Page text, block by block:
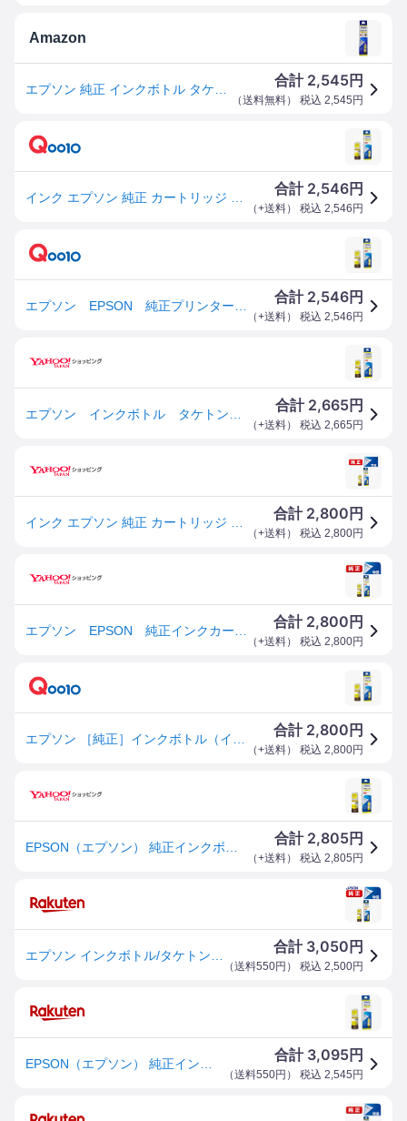
Amazon
合計 2,545円
（送料無料） 税込 2,545 円
合計 2,546円
（+送料） 税込 2,546 円
合計 2,546円
（+送料） 税込 2,546 円
合計 2,665円
（+送料） 税込 2,665 円
合計 2,800 円
（+送料） 税込 2,800円
合計 2,800 円
（+送料） 税込 2,800円
合計 2,800 円
（+送料） 税込 2,800円
合計 2,805円
（+送料） 税込 2,805 円
合計 3,050 円
（送料550円 ） 税込 2,500円
合計 3,095円
（送料550円 ） 税込 2,545 円